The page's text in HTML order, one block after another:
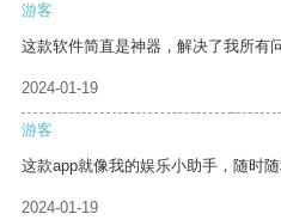
游客
这款软件简直是神器，解决了我所有问
2024-01-19
游客
这款app就像我的娱乐小助手，随时
2024-01-19